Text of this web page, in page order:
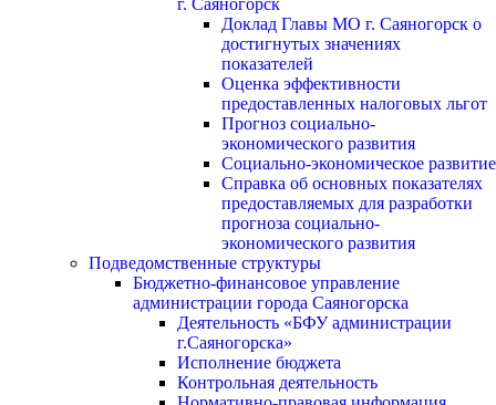
г. Саяногорск
Доклад Главы МО г. Саяногорск о
достигнутых значениях
показателей
Оценка эффективности
предоставленных налоговых льгот
Прогноз социально-
экономического развития
Социально-экономическое развитие
Справка об основных показателях
предоставляемых для разработки
прогноза социально-
экономического развития
Подведомственные структуры
Бюджетно-финансовое управление
администрации города Саяногорска
Деятельность «БФУ администрации
г.Саяногорска»
Исполнение бюджета
Контрольная деятельность